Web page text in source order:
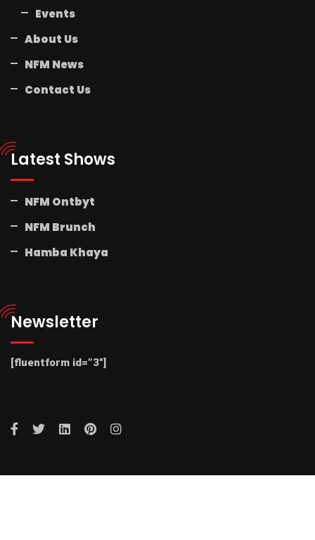
Events
About Us
NFM News
Contact Us
Latest Shows
NFM Ontbyt
NFM Brunch
Hamba Khaya
Newsletter
[fluentform id=”3″]